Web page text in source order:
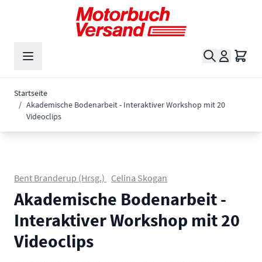
Zum Inhalt springen
Suche
Startseite
/ Akademische Bodenarbeit - Interaktiver Workshop mit 20
Videoclips
Bent Branderup (Hrsg.) Celina Skogan
Akademische Bodenarbeit -
Interaktiver Workshop mit 20
Videoclips